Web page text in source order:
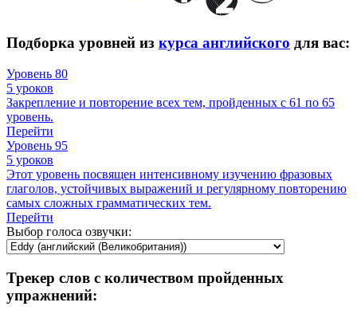
Подборка уровней из курса английского для вас:
Уровень 80
5 уроков
Закрепление и повторение всех тем, пройденных с 61 по 65
уровень.
Перейти
Уровень 95
5 уроков
Этот уровень посвящен интенсивному изучению фразовых
глаголов, устойчивых выражений и регулярному повторению
самых сложных грамматических тем.
Перейти
Выбор голоса озвучки:
Трекер слов с количеством пройденных
упражнений: